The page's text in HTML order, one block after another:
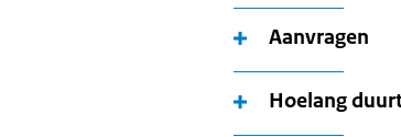
Aanvragen
Hoelang